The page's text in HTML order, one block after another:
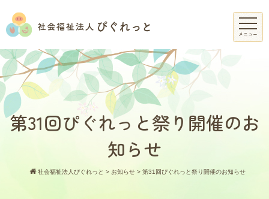
メニュー
第31回ぴぐれっと祭り開催のお
知らせ
社会福祉法人ぴぐれっと > お知らせ > 第31回ぴぐれっと祭り開催のお知らせ